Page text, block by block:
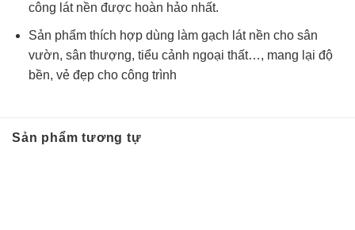
công lát nền được hoàn hảo nhất.
Sản phẩm thích hợp dùng làm gạch lát nền cho sân
vườn, sân thượng, tiểu cảnh ngoại thất…, mang lại độ
bền, vẻ đẹp cho công trình
Sản phẩm tương tự